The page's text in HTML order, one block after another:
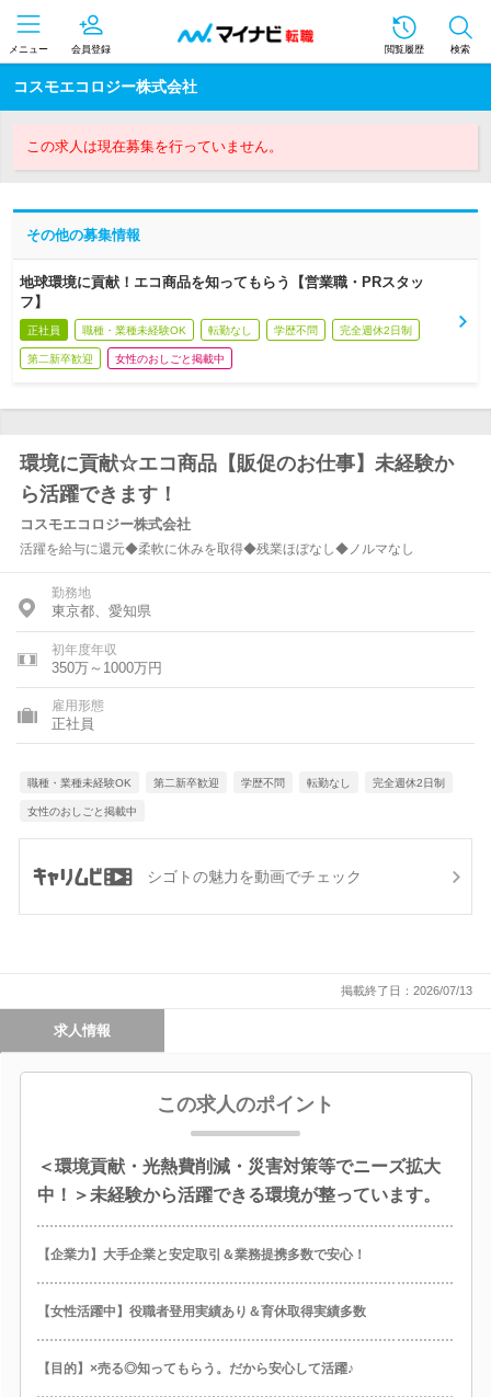
メニュー 会員登録 閲覧履歴 検索
コスモエコロジー株式会社
この求人は現在募集を行っていません。
その他の募集情報
地球環境に貢献！エコ商品を知ってもらう【営業職・PRスタッ
フ】
正社員 職種・業種未経験OK 転勤なし 学歴不問 完全週休2日制
第二新卒歓迎 女性のおしごと掲載中
環境に貢献☆エコ商品【販促のお仕事】未経験か
ら活躍できます！
コスモエコロジー株式会社
活躍を給与に還元◆柔軟に休みを取得◆残業ほぼなし◆ノルマなし
勤務地
東京都、愛知県
初年度年収
350万～1000万円
雇用形態
正社員
職種・業種未経験OK 第二新卒歓迎 学歴不問 転勤なし 完全週休2日制
女性のおしごと掲載中
シゴトの魅力を動画でチェック
掲載終了日：2026/07/13
求人情報
この求人のポイント
＜環境貢献・光熱費削減・災害対策等でニーズ拡大
中！＞未経験から活躍できる環境が整っています。
【企業力】大手企業と安定取引＆業務提携多数で安心！
【女性活躍中】役職者登用実績あり＆育休取得実績多数
【目的】×売る◎知ってもらう。だから安心して活躍♪